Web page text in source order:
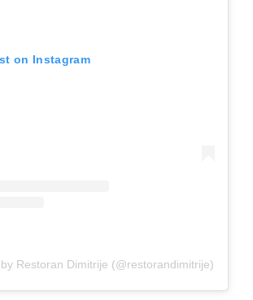
on Instagram
Restoran Dimitrije (@restorandimitrije)